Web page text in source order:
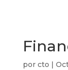
por cto |